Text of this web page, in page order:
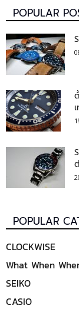
POPULAR
POPULAR
CLOCKWISE
What When
SEIKO
CASIO